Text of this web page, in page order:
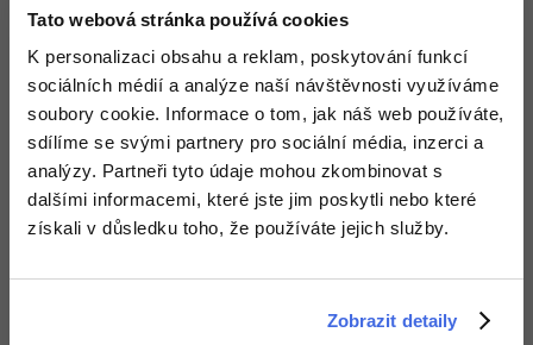
Tato webová stránka používá cookies
K personalizaci obsahu a reklam, poskytování funkcí
sociálních médií a analýze naší návštěvnosti využíváme
soubory cookie. Informace o tom, jak náš web používáte,
sdílíme se svými partnery pro sociální média, inzerci a
analýzy. Partneři tyto údaje mohou zkombinovat s
dalšími informacemi, které jste jim poskytli nebo které
získali v důsledku toho, že používáte jejich služby.
Zobrazit detaily
David Hartinger:
No jasně, ale tohle je jeden z prvních tutoriálů, metody tady ještě
používat nemůžeš
Nahoru Odpovědět +1
Odpovídá na David Hartinger
Kit : 22.6.2013 17:46
To vím. Reagoval jsem jen na připomínku od Benjibs
Nahoru Odpovědět